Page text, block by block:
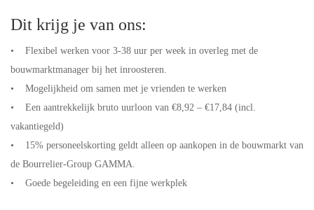
Dit krijg je van ons:
• Flexibel werken voor 3-38 uur per week in overleg met de
bouwmarktmanager bij het inroosteren.
• Mogelijkheid om samen met je vrienden te werken
• Een aantrekkelijk bruto uurloon van €8,92 – €17,84 (incl.
vakantiegeld)
• 15% personeelskorting geldt alleen op aankopen in de bouwmarkt van
de Bourrelier-Group GAMMA.
• Goede begeleiding en een fijne werkplek